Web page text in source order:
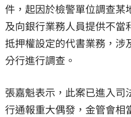
件，起因於檢警單位調查某
及向銀行業務人員提供不當
抵押權設定的代書業務，涉
分行進行調查。
張嘉魁表示，此案已進入司
行通報重大偶發，金管會相